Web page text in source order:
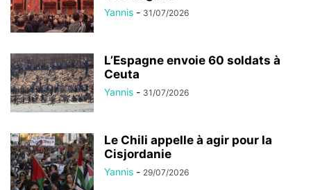
Yannis - 31/07/2026
L’Espagne envoie 60 soldats à
Ceuta
Yannis - 31/07/2026
Le Chili appelle à agir pour la
Cisjordanie
Yannis - 29/07/2026